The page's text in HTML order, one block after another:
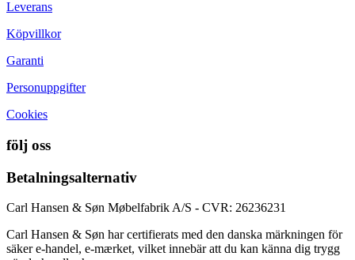
Leverans
Köpvillkor
Garanti
Personuppgifter
Cookies
följ oss
Betalningsalternativ
Carl Hansen & Søn Møbelfabrik A/S - CVR: 26236231
Carl Hansen & Søn har certifierats med den danska märkningen för
säker e-handel, e-mærket, vilket innebär att du kan känna dig trygg